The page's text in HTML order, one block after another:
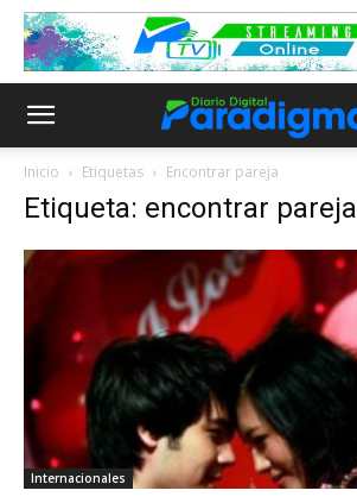
Inicio Etiquetas Encontrar pareja
Etiqueta: encontrar pareja
Internacionales